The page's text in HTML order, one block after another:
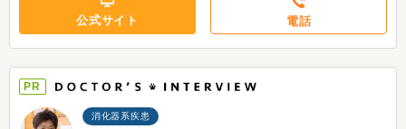
公式サイト 電話
PR
消化器系疾患